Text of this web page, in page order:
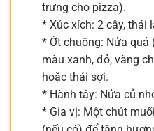
trưng cho pizza).
* Xúc xích: 2 cây, thái
* Ớt chuông: Nửa quả
màu xanh, đỏ, vàng
hoặc thái sợi.
* Hành tây: Nửa củ
* Gia vị: Một chút